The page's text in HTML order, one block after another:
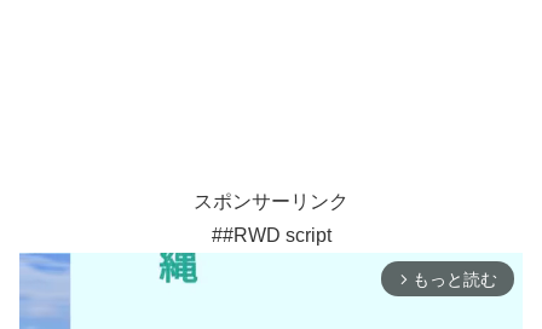
スポンサーリンク
##RWD script
arrow_forward_ios もっと読む